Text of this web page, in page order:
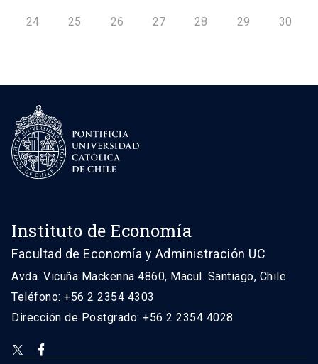
24 25 26 27 28 29 30
Instituto de Economía
Facultad de Economía y Administración UC
Avda. Vicuña Mackenna 4860, Macul. Santiago, Chile
Teléfono: +56 2 2354 4303
Dirección de Postgrado: +56 2 2354 4028